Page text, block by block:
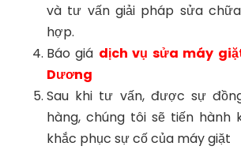
và tư vấn giải pháp sửa
hợp.
Báo giá dịch vụ sửa máy
Dương
Sau khi tư vấn, được sự
hàng, chúng tôi sẽ tiến hành
khắc phục sự cố của máy giặt